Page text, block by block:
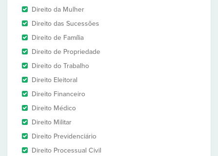
Direito da Mulher
Direito das Sucessões
Direito de Família
Direito de Propriedade
Direito do Trabalho
Direito Eleitoral
Direito Financeiro
Direito Médico
Direito Militar
Direito Previdenciário
Direito Processual Civil